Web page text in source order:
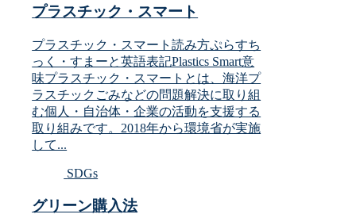
プラスチック・スマート
プラスチック・スマート読み方ぷらすち
っく・すまーと英語表記Plastics Smart意
味プラスチック・スマートとは、海洋プ
ラスチックごみなどの問題解決に取り組
む個人・自治体・企業の活動を支援する
取り組みです。2018年から環境省が実施
して...
SDGs
グリーン購入法